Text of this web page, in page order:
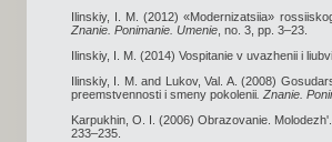
Ilinskiy, I. M. (2012) «Modernizatsiia»
Znanie. Ponimanie. Umenie , no. 3, pp. 3–23.
Ilinskiy, I. M. (2014) Vospitanie v uvazhenii i liubvi
Ilinskiy, I. M. and Lukov, Val. A. (2008)
preemstvennosti i smeny pokolenii . Znanie.
Karpukhin, O. I. (2006) Obrazovanie.
233–235.